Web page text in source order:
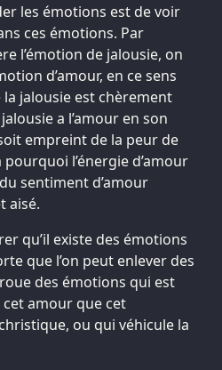
les émotions est de voir
ces émotions. Par
l’émotion de jalousie, on
d’amour, en ce sens
la jalousie est chèrement
a l’amour en son
empreint de la peur de
l’énergie d’amour
sentiment d’amour
aisé.
qu’il existe des émotions
que l’on peut enlever des
des émotions qui est
amour que cet
ou qui véhicule la